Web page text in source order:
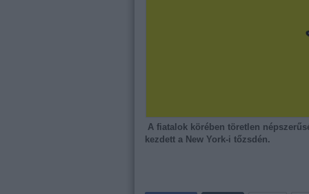
A fiatalok körében töretlen
kezdett a New York-i tőzsdén.